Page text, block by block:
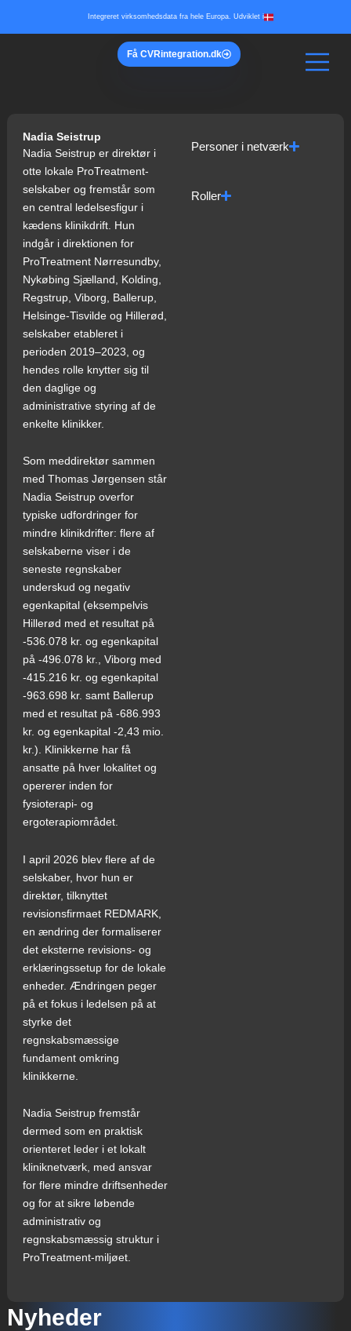
Integreret virksomhedsdata fra hele Europa. Udviklet i
Få CVRintegration.dk
Nadia Seistrup
Nadia Seistrup er direktør i
otte lokale ProTreatment-
selskaber og fremstår som
en central ledelsesfigur i
kædens klinikdrift. Hun
indgår i direktionen for
ProTreatment Nørresundby,
Nykøbing Sjælland, Kolding,
Regstrup, Viborg, Ballerup,
Helsinge‑Tisvilde og Hillerød,
selskaber etableret i
perioden 2019–2023, og
hendes rolle knytter sig til
den daglige og
administrative styring af de
enkelte klinikker.
Som meddirektør sammen
med Thomas Jørgensen står
Nadia Seistrup overfor
typiske udfordringer for
mindre klinikdrifter: flere af
selskaberne viser i de
seneste regnskaber
underskud og negativ
egenkapital (eksempelvis
Hillerød med et resultat på
-536.078 kr. og egenkapital
på -496.078 kr., Viborg med
-415.216 kr. og egenkapital
-963.698 kr. samt Ballerup
med et resultat på -686.993
kr. og egenkapital -2,43 mio.
kr.). Klinikkerne har få
ansatte på hver lokalitet og
opererer inden for
fysioterapi- og
ergoterapiområdet.
I april 2026 blev flere af de
selskaber, hvor hun er
direktør, tilknyttet
revisionsfirmaet REDMARK,
en ændring der formaliserer
det eksterne revisions- og
erklæringssetup for de lokale
enheder. Ændringen peger
på et fokus i ledelsen på at
styrke det
regnskabsmæssige
fundament omkring
klinikkerne.
Nadia Seistrup fremstår
dermed som en praktisk
orienteret leder i et lokalt
kliniknetværk, med ansvar
for flere mindre driftsenheder
og for at sikre løbende
administrativ og
regnskabsmæssig struktur i
ProTreatment‑miljøet.
Personer i netværk
Roller
Nyheder